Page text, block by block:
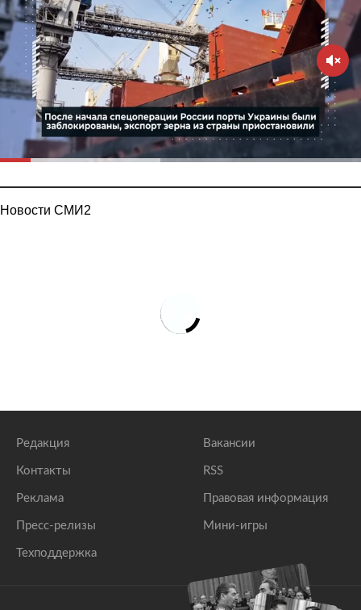
Новости СМИ2
Редакция
Контакты
Реклама
Пресс-релизы
Техподдержка
Вакансии
RSS
Правовая информация
Мини-игры